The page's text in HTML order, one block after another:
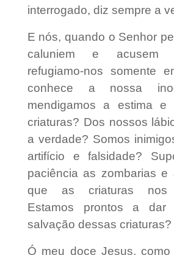
interrogado, diz sempre a
E nós, quando o Senhor
caluniem e acusem
refugiamo-nos somente
conhece a nossa
mendigamos a estima
criaturas? Dos nossos
a verdade? Somos
artifício e falsidade?
paciência as zombarias e
que as criaturas nos
Estamos prontos a
salvação dessas criaturas?
Ó meu doce Jesus, como